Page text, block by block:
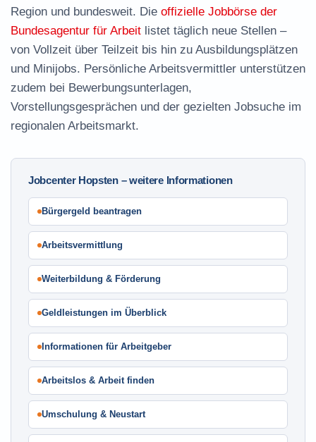
Region und bundesweit. Die offizielle Jobbörse der
Bundesagentur für Arbeit listet täglich neue Stellen –
von Vollzeit über Teilzeit bis hin zu Ausbildungsplätzen
und Minijobs. Persönliche Arbeitsvermittler unterstützen
zudem bei Bewerbungsunterlagen,
Vorstellungsgesprächen und der gezielten Jobsuche im
regionalen Arbeitsmarkt.
Jobcenter Hopsten – weitere Informationen
Bürgergeld beantragen
Arbeitsvermittlung
Weiterbildung & Förderung
Geldleistungen im Überblick
Informationen für Arbeitgeber
Arbeitslos & Arbeit finden
Umschulung & Neustart